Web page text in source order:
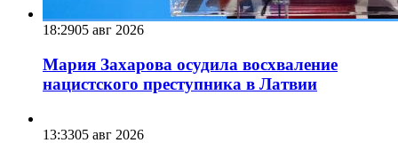
18:2905 авг 2026
Мария Захарова осудила восхваление
нацистского преступника в Латвии
13:3305 авг 2026